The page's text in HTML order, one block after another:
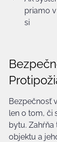
priamo
si
Bezpečnosť
len o tom, či
bytu.
objektu a